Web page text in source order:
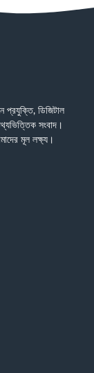
প্রযুক্তি, ডিজিটাল
সংবাদ।
মূল লক্ষ্য।